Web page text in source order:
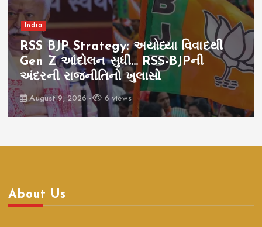
India
RSS BJP Strategy: અયોધ્યા વિવાદથી
Gen Z આંદોલન સુધી… RSS-BJPની
અંદરની રાજનીતિનો ખુલાસો
August 9, 2026 6 views
About Us